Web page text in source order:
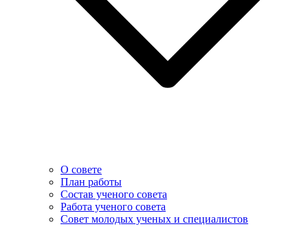
О совете
План работы
Состав ученого совета
Работа ученого совета
Совет молодых ученых и специалистов